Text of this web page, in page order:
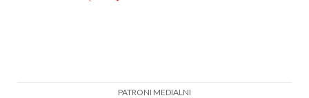
PATRONI MEDIALNI